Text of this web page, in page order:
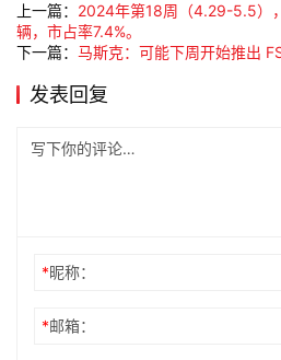
上一篇： 2024年第18周（4.29-5.5）
辆，市占率7.4%。
下一篇： 马斯克：可能下周开始推出
发表回复
*昵称：
*邮箱：